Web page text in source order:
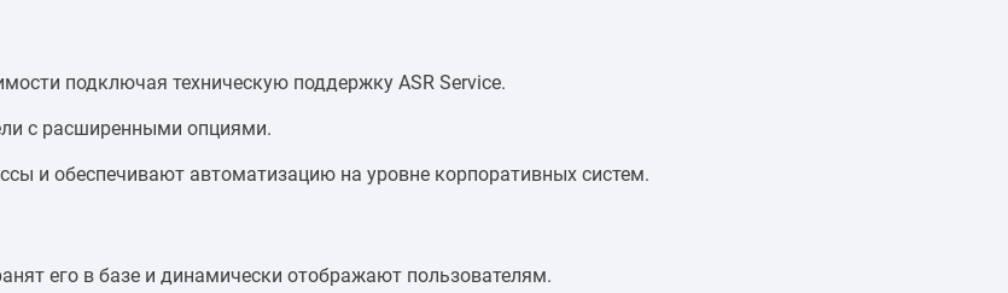
подключая техническую поддержку ASR Service.
с расширенными опциями.
и обеспечивают автоматизацию на уровне корпоративных систем.
его в базе и динамически отображают пользователям.